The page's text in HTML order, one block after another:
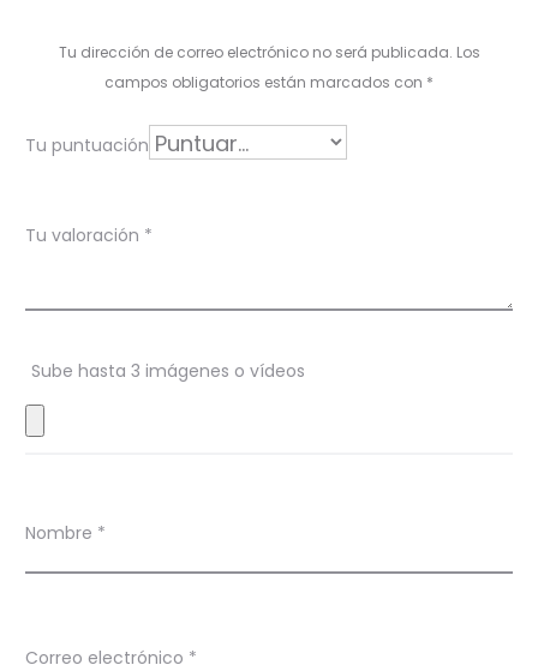
r
i
o
e
s
Tu dirección de correo electrónico no será publicada. Los
campos obligatorios están marcados con *
Tu puntuación
Tu valoración *
Sube hasta 3 imágenes o vídeos
Nombre *
Correo electrónico *